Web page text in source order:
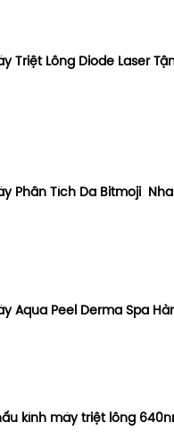
Triệt Lông Diode Laser
Phân Tích Da Bitmoji
Aqua Peel Derma Spa
kính máy triệt lông